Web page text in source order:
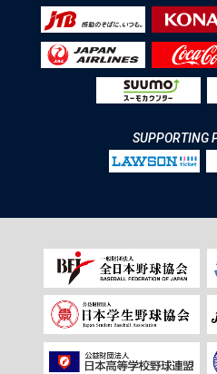
SUPPORTING